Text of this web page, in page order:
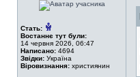
Стать:
Востаннє тут були:
14 червня 2026, 06:47
Написано: 4694
Звідки: Україна
Віровизнання: християнин